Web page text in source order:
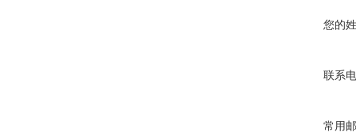
您的
联系
常用